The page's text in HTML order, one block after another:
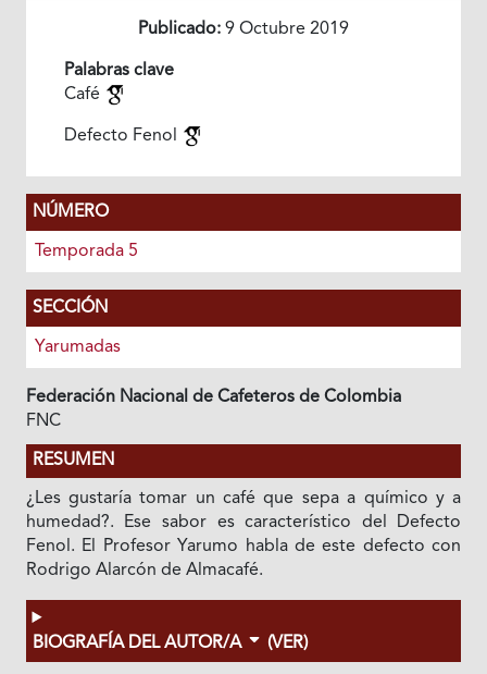
Publicado: 9 Octubre 2019
Palabras clave
Café
Defecto Fenol
NÚMERO
Temporada 5
SECCIÓN
Yarumadas
Federación Nacional de Cafeteros de Colombia
FNC
RESUMEN
¿Les gustaría tomar un café que sepa a químico y a
humedad?. Ese sabor es característico del Defecto
Fenol. El Profesor Yarumo habla de este defecto con
Rodrigo Alarcón de Almacafé.
BIOGRAFÍA DEL AUTOR/A (VER)